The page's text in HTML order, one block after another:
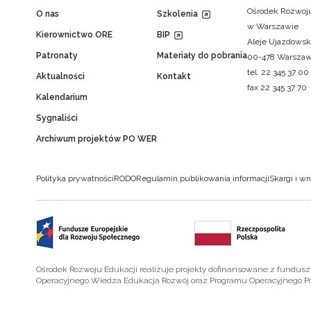
O nas
Kierownictwo ORE
Patronaty
Aktualności
Kalendarium
Sygnaliści
Archiwum projektów PO WER
Szkolenia
BIP
Materiały do pobrania
Kontakt
Ośrodek
w Warszawie
Aleje
00-478
tel. 22 345 37 00
fax 22 345 37 70
Polityka prywatnościRODORegulamin publikowania informacjiSkargi i
Ośrodek Rozwoju Edukacji realizuje projekty dofinansowane z
Operacyjnego Wiedza Edukacja Rozwój oraz Programu Operacyjnego